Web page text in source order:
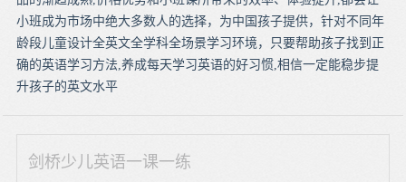
小班成为市场中绝大多数人的选择，为中国孩子提供，针对不同年
龄段儿童设计全英文全学科全场景学习环境，只要帮助孩子找到正
确的英语学习方法,养成每天学习英语的好习惯,相信一定能稳步提
升孩子的英文水平
剑桥少儿英语一课一练